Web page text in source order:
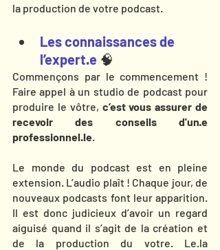
la production de votre podcast.
Les connaissances de
l’expert.e 🧠
Commençons par le commencement !
Faire appel à un studio de podcast pour
produire le vôtre, c’est vous assurer de
recevoir des conseils d'un·e
professionnel.le
Le monde du podcast est en pleine
extension. L’audio plaît ! Chaque jour, de
nouveaux podcasts font leur apparition.
Il est donc judicieux d’avoir un regard
aiguisé quand il s’agit de la création et
de la production du votre. Le.la